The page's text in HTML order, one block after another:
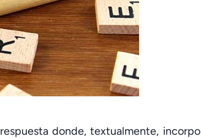
donde, textualmente,